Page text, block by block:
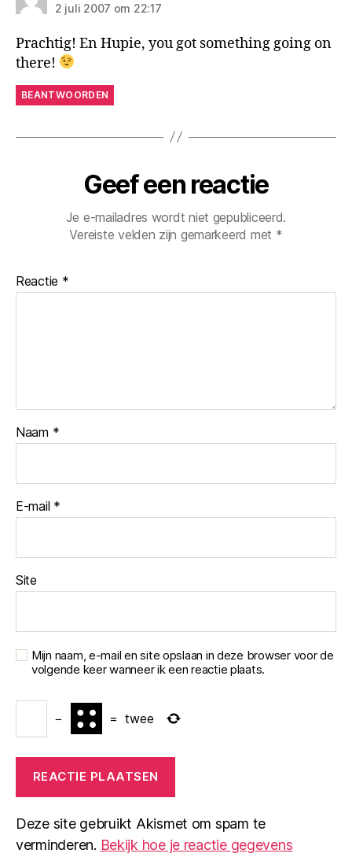
2 juli 2007 om 22:17
Prachtig! En Hupie, you got something going on
there!
BEANTWOORDEN
Geef een reactie
Je e-mailadres wordt niet gepubliceerd.
Vereiste velden zijn gemarkeerd met *
Reactie *
Naam *
E-mail *
Site
Mijn naam, e-mail en site opslaan in deze browser voor de
volgende keer wanneer ik een reactie plaats.
− = twee
Deze site gebruikt Akismet om spam te
verminderen. Bekijk hoe je reactie gegevens